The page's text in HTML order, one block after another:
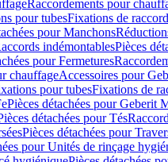
Raccordements pour
pour tubesFixations de
pour Manchons
indémontablesPièces
pour Fermetures
chauffageAccessoires pour
pour tubesFixations de
Pièces détachées pour Geberit
détachées pour Tés
Pièces détachées pour
pour Unités de rinçage